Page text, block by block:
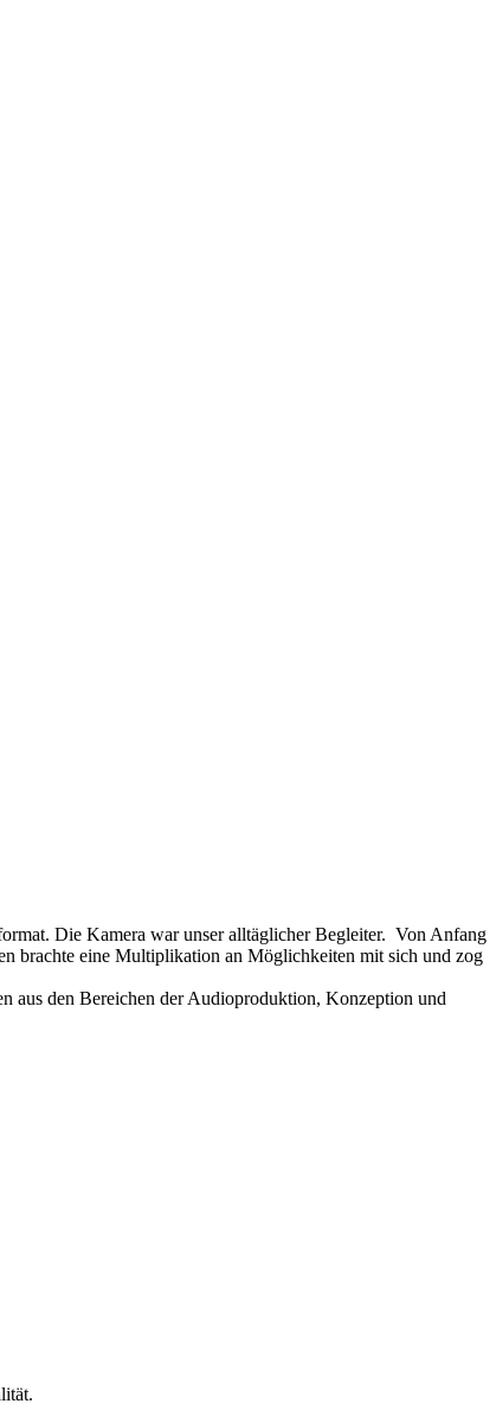
Die Kamera war unser alltäglicher Begleiter. Von Anfang
brachte eine Multiplikation an Möglichkeiten mit sich und zog
aus den Bereichen der Audioproduktion, Konzeption und